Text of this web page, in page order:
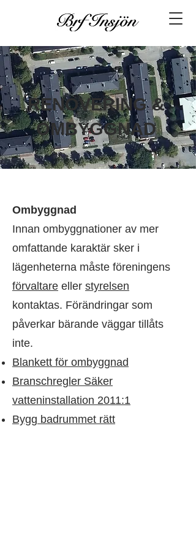
RENOVERING &
OMBYGGNAD
Ombyggnad
Innan ombyggnationer av mer
omfattande karaktär sker i
lägenheterna måste föreningens
förvaltare eller styrelsen
kontaktas. Förändringar som
påverkar bärande väggar tillåts
inte.
Blankett för ombyggnad
Branschregler Säker
vatteninstallation 2011:1
Bygg badrummet rätt